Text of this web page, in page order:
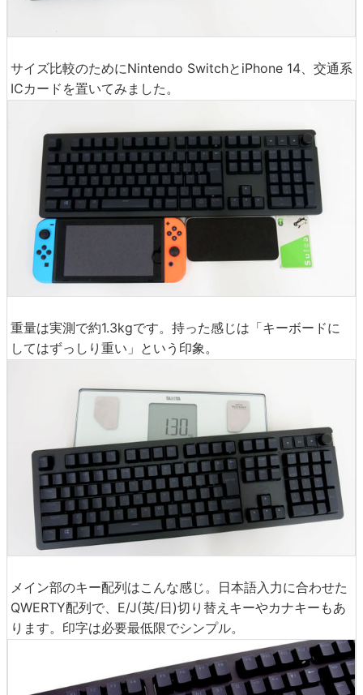
サイズ比較のためにNintendo SwitchとiPhone 14、交通系
ICカードを置いてみました。
重量は実測で約1.3kgです。持った感じは「キーボードに
してはずっしり重い」という印象。
メイン部のキー配列はこんな感じ。日本語入力に合わせた
QWERTY配列で、E/J(英/日)切り替えキーやカナキーもあ
ります。印字は必要最低限でシンプル。